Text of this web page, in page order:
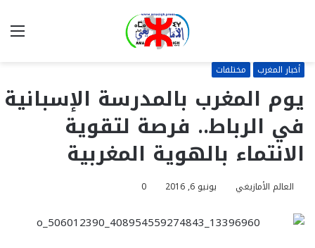
أخبار المغرب مختلفات
يوم المغرب بالمدرسة الإسبانية
في الرباط.. فرصة لتقوية
الانتماء بالهوية المغربية
العالم الأمازيغي يونيو 6, 2016 0